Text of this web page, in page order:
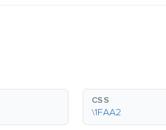
CSS
\1FAA2